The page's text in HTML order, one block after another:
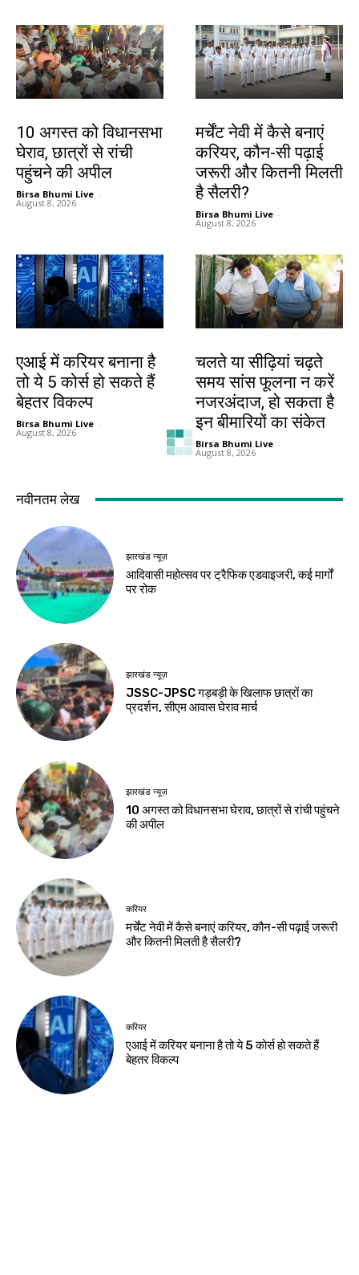
10 अगस्त को विधानसभा
घेराव, छात्रों से रांची
पहुंचने की अपील
Birsa Bhumi Live -
August 8, 2026
मर्चेंट नेवी में कैसे बनाएं
करियर, कौन-सी पढ़ाई
जरूरी और कितनी मिलती
है सैलरी?
Birsa Bhumi Live -
August 8, 2026
एआई में करियर बनाना है
तो ये 5 कोर्स हो सकते हैं
बेहतर विकल्प
Birsa Bhumi Live -
August 8, 2026
चलते या सीढ़ियां चढ़ते
समय सांस फूलना न करें
नजरअंदाज, हो सकता है
इन बीमारियों का संकेत
Birsa Bhumi Live -
August 8, 2026
हेल्थ
घी तेल से बेहतर है या
नहीं? खाली पेट खाने से
सवालों के जवाब
Birsa Bhumi Live -
August 8, 2026
झारखंड न्यूज़
झारखंड न्यूज़
54 फीट के कांवर के
साथ 105 किमी पैदल
देवघर पहुंचे 500
कांवरिया
Birsa Bhumi Live -
August 8, 2026
नवीनतम लेख
आदिवासी महोत्सव पर ट्रैफिक एडवाइजरी, कई मार्गों
पर रोक